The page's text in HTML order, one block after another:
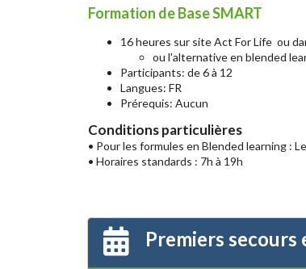
Formation de Base SMART
16 heures sur site Act For Life ou
ou l'alternative en blended
Participants: de 6 à 12
Langues: FR
Prérequis: Aucun
Conditions particulières
• Pour les formules en Blended learning :
• Horaires standards : 7h à 19h
Premiers secours